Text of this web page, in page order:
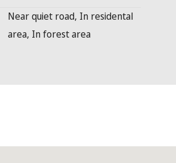
15 minutes of The Hague’s
Near quiet road, In residental
area, In forest area